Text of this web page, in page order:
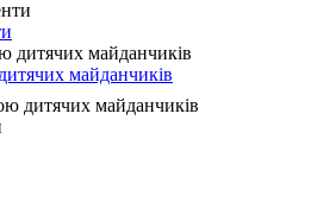
майданчиків
дитячих майданчиків